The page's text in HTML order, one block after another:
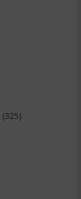
(325)